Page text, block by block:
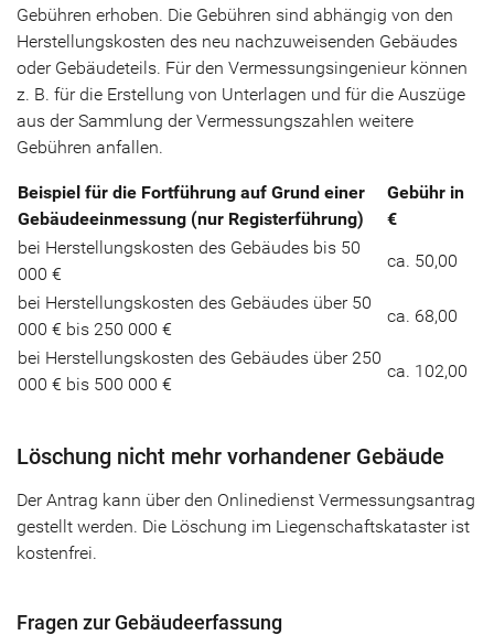
Gebühren erhoben. Die Gebühren sind abhängig von den
Herstellungskosten des neu nachzuweisenden Gebäudes
oder Gebäudeteils. Für den Vermessungsingenieur können
z. B. für die Erstellung von Unterlagen und für die Auszüge
aus der Sammlung der Vermessungszahlen weitere
Gebühren anfallen.
Beispiel für die Fortführung auf Grund einer
Gebäudeeinmessung (nur Registerführung)
Gebühr in
€
bei Herstellungskosten des Gebäudes bis 50
000 €
ca. 50,00
bei Herstellungskosten des Gebäudes über 50
000 € bis 250 000 €
ca. 68,00
bei Herstellungskosten des Gebäudes über 250
000 € bis 500 000 €
ca. 102,00
Löschung nicht mehr vorhandener Gebäude
Der Antrag kann über den Onlinedienst Vermessungsantrag
gestellt werden. Die Löschung im Liegenschaftskataster ist
kostenfrei.
Fragen zur Gebäudeerfassung